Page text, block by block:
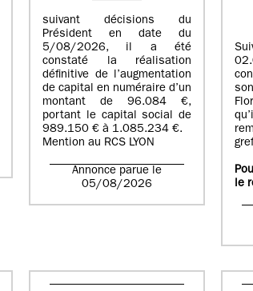
suivant décisions du
Président en date du
5/08/2026, il a été
constaté la réalisation
définitive de l’augmentation
de capital en numéraire d’un
montant de 96.084 €,
portant le capital social de
989.150 € à 1.085.234 €.
Mention au RCS LYON
Annonce parue le
05/08/2026
le